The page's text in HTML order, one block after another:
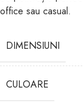
office sau casual.
DIMENSIUNI
CULOARE